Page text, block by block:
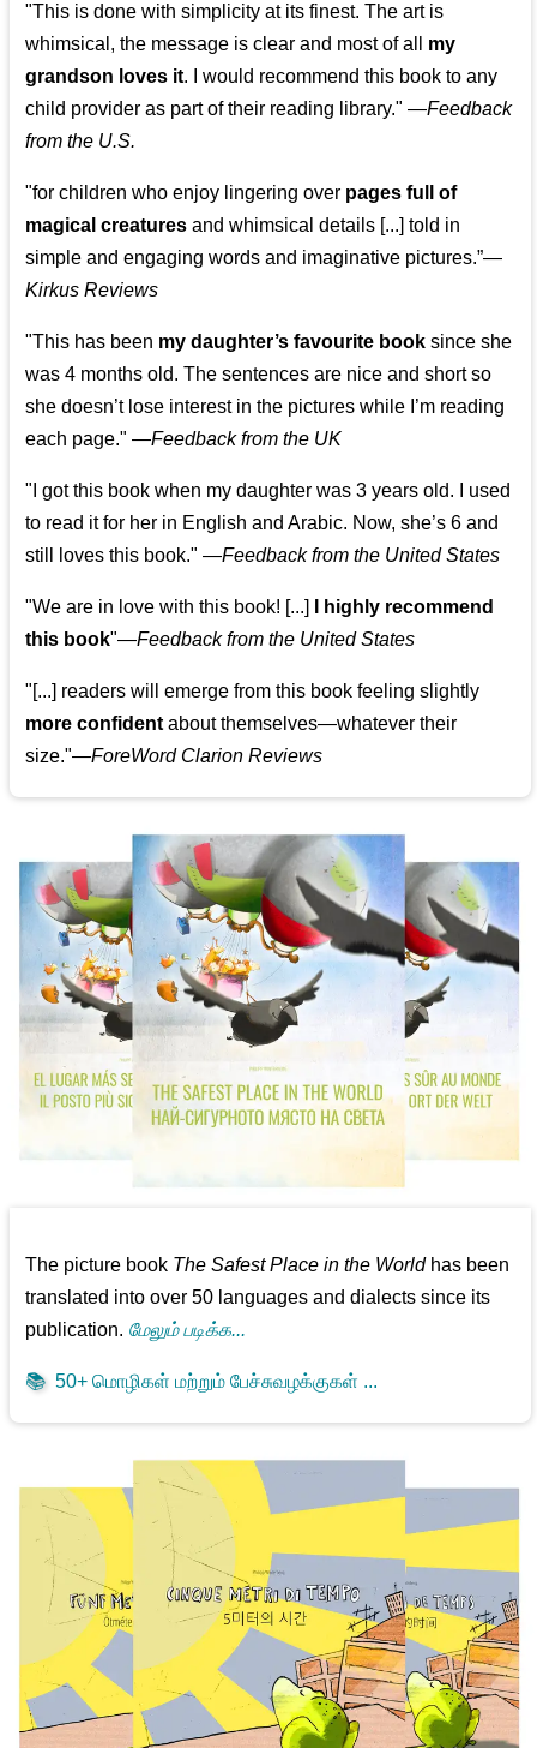
"This is done with simplicity at its finest. The art is
whimsical, the message is clear and most of all my
grandson loves it. I would recommend this book to any
child provider as part of their reading library." —Feedback
from the U.S.
"for children who enjoy lingering over pages full of
magical creatures and whimsical details [...] told in
simple and engaging words and imaginative pictures.”—
Kirkus Reviews
"This has been my daughter’s favourite book since she
was 4 months old. The sentences are nice and short so
she doesn’t lose interest in the pictures while I’m reading
each page." —Feedback from the UK
"I got this book when my daughter was 3 years old. I used
to read it for her in English and Arabic. Now, she’s 6 and
still loves this book." —Feedback from the United States
"We are in love with this book! [...]
I highly recommend
this book"—Feedback from the United States
"[...] readers will emerge from this book feeling slightly
more confident about themselves—whatever their
size."—ForeWord Clarion Reviews
The picture book The Safest Place in the Worldhas been
translated into over 50 languages and dialects since its
publication. மேலும் படிக்க...
📚 50+ மொழிகள் மற்றும் பேச்சுவழக்குகள் ...